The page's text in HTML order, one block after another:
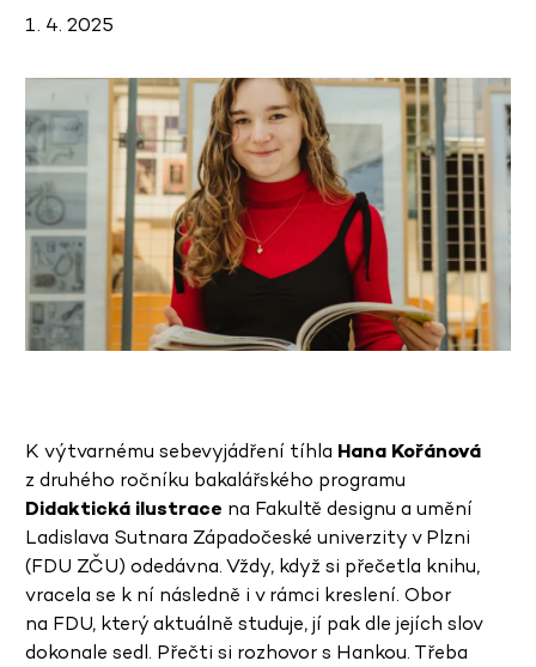
1. 4. 2025
K výtvarnému sebevyjádření tíhla Hana Kořánová
z druhého ročníku bakalářského programu
Didaktická ilustrace na Fakultě designu a umění
Ladislava Sutnara Západočeské univerzity v Plzni
(FDU ZČU) odedávna. Vždy, když si přečetla knihu,
vracela se k ní následně i v rámci kreslení. Obor
na FDU, který aktuálně studuje, jí pak dle jejích slov
dokonale sedl. Přečti si rozhovor s Hankou. Třeba